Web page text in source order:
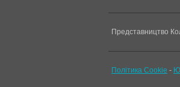
Представництво
Політика Cookie -